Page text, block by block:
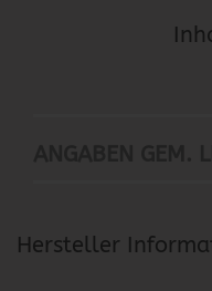
Hersteller